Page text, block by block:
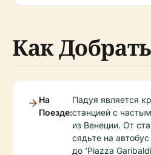
Как
На
Поезде:
Падуя является
станцией с
из Венеции. От
сядьте на
до ‘Piazza